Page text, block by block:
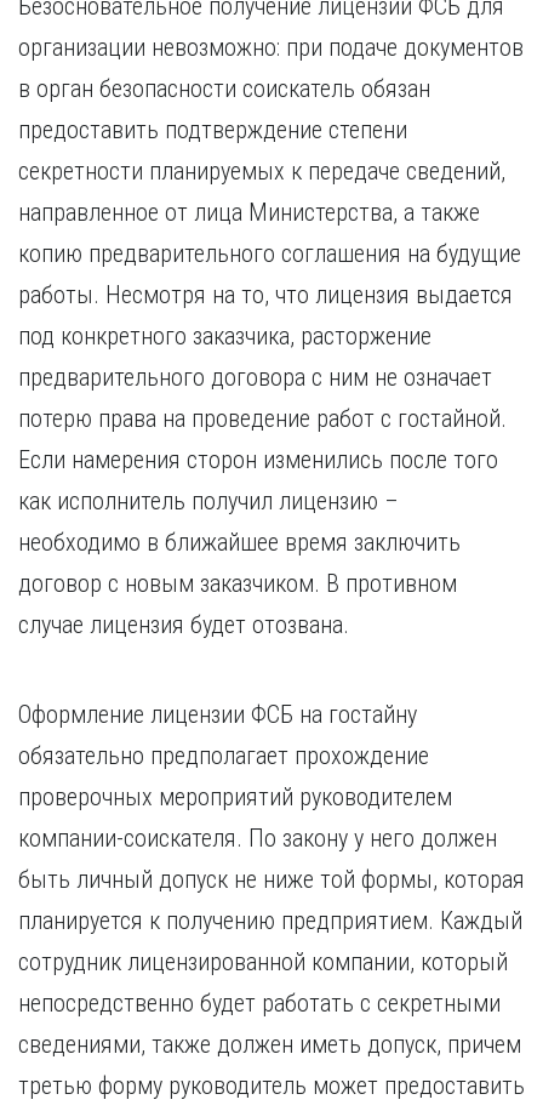
Безосновательное получение лицензии ФСБ для
организации невозможно: при подаче документов
в орган безопасности соискатель обязан
предоставить подтверждение степени
секретности планируемых к передаче сведений,
направленное от лица Министерства, а также
копию предварительного соглашения на будущие
работы. Несмотря на то, что лицензия выдается
под конкретного заказчика, расторжение
предварительного договора с ним не означает
потерю права на проведение работ с гостайной.
Если намерения сторон изменились после того
как исполнитель получил лицензию –
необходимо в ближайшее время заключить
договор с новым заказчиком. В противном
случае лицензия будет отозвана.
Оформление лицензии ФСБ на гостайну
обязательно предполагает прохождение
проверочных мероприятий руководителем
компании-соискателя. По закону у него должен
быть личный допуск не ниже той формы, которая
планируется к получению предприятием. Каждый
сотрудник лицензированной компании, который
непосредственно будет работать с секретными
сведениями, также должен иметь допуск, причем
третью форму руководитель может предоставить